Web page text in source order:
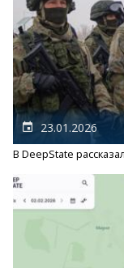
23.01.2026
В DeepState